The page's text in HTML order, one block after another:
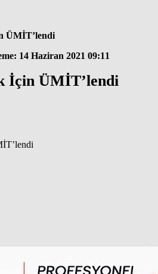
ÜMİT’lendi
14 Haziran 2021 09:11
İçin ÜMİT’lendi